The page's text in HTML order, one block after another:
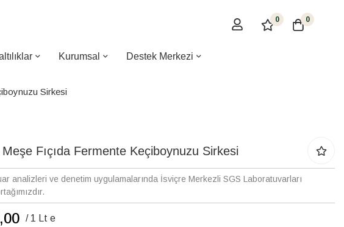
0 0
Kurumsal Destek Merkezi
Sirkesi
Fıçıda Fermente Keçiboynuzu Sirkesi
analizleri ve denetim uygulamalarında İsviçre Merkezli SGS Laboratuvarları
/ 1 Lt e